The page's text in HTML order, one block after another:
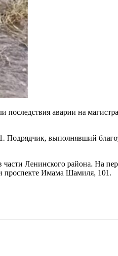
аварии на
выполнявший
Ленинского района. На
проспекте Имама Шамиля, 101.